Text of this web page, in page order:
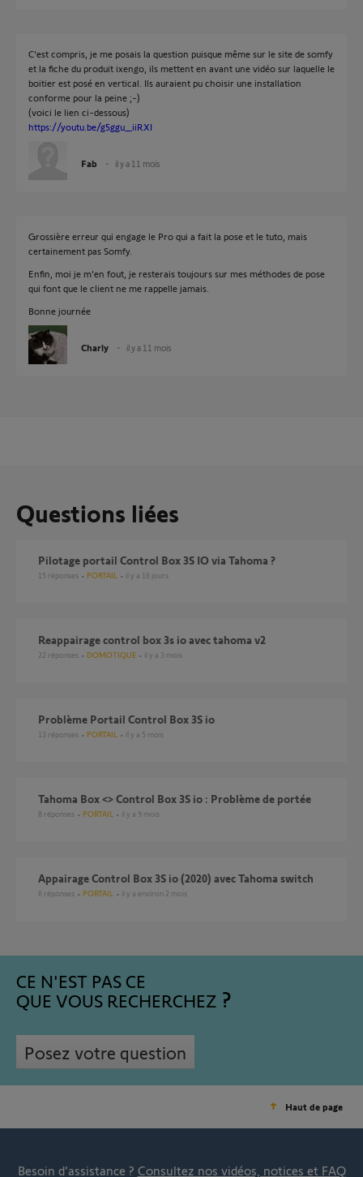
C'est compris, je me posais la question puisque même sur le site de somfy
et la fiche du produit ixengo, ils mettent en avant une vidéo sur laquelle le
boitier est posé en vertical. Ils auraient pu choisir une installation
conforme pour la peine ;-)
(voici le lien ci-dessous)
https://youtu.be/g5ggu_iiRXI
Fab il y a 11 mois
Grossière erreur qui engage le Pro qui a fait la pose et le tuto, mais
certainement pas Somfy.
Enfin, moi je m'en fout, je resterais toujours sur mes méthodes de pose
qui font que le client ne me rappelle jamais.
Bonne journée
Charly il y a 11 mois
Questions liées
Pilotage portail Control Box 3S IO via Tahoma ?
15 réponses PORTAIL il y a 16 jours
Reappairage control box 3s io avec tahoma v2
22 réponses DOMOTIQUE il y a 3 mois
Problème Portail Control Box 3S io
13 réponses PORTAIL il y a 5 mois
Tahoma Box <> Control Box 3S io : Problème de portée
8 réponses PORTAIL il y a 9 mois
Appairage Control Box 3S io (2020) avec Tahoma switch
6 réponses PORTAIL il y a environ 2 mois
CE N'EST PAS CE
QUE VOUS RECHERCHEZ
Posez votre question
Haut de page
Besoin d’assistance ? Consultez nos vidéos, notices et FAQ